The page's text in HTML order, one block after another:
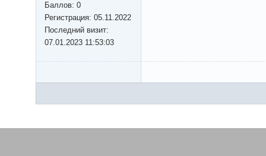
Баллов: 0
Регистрация: 05.11.2022
Последний визит:
07.01.2023 11:53:03